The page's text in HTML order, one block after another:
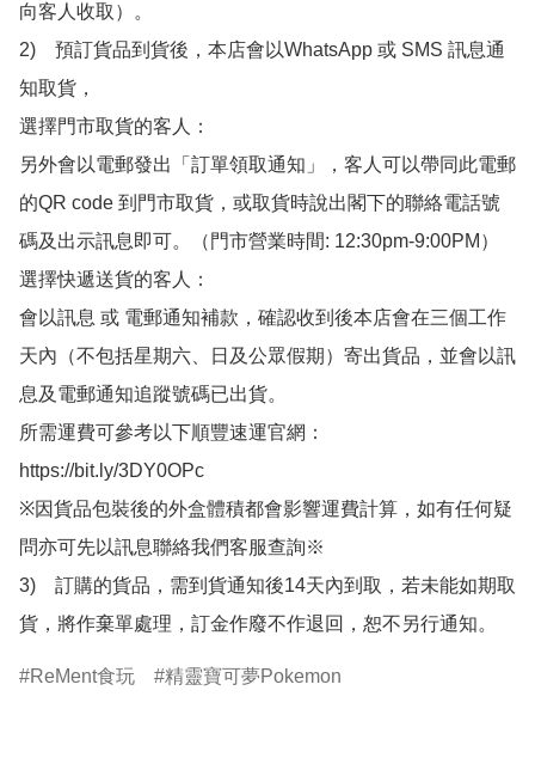
向客人收取）。
2)　預訂貨品到貨後，本店會以WhatsApp 或 SMS 訊息通
知取貨，
選擇門市取貨的客人：
另外會以電郵發出「訂單領取通知」，客人可以帶同此電郵
的QR code 到門市取貨，或取貨時說出閣下的聯絡電話號
碼及出示訊息即可。（門市營業時間: 12:30pm-9:00PM）
選擇快遞送貨的客人：
會以訊息 或 電郵通知補款，確認收到後本店會在三個工作
天內（不包括星期六、日及公眾假期）寄出貨品，並會以訊
息及電郵通知追蹤號碼已出貨。
所需運費可參考以下順豐速運官網：
https://bit.ly/3DY0OPc
※因貨品包裝後的外盒體積都會影響運費計算，如有任何疑
問亦可先以訊息聯絡我們客服查詢※
3)　訂購的貨品，需到貨通知後14天內到取，若未能如期取
貨，將作棄單處理，訂金作廢不作退回，恕不另行通知。
ReMent食玩 精靈寶可夢Pokemon